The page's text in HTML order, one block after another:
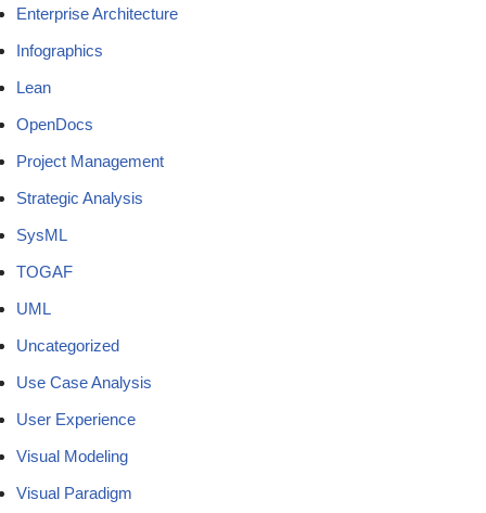
Enterprise Architecture
Infographics
Lean
OpenDocs
Project Management
Strategic Analysis
SysML
TOGAF
UML
Uncategorized
Use Case Analysis
User Experience
Visual Modeling
Visual Paradigm